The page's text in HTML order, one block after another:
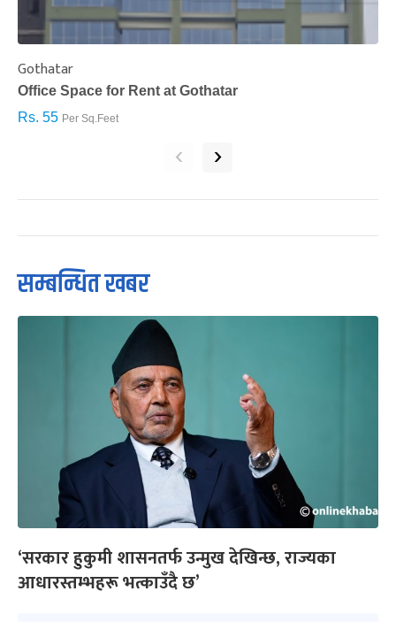
Gothatar
Office Space for Rent at Gothatar
Rs. 55 Per Sq.Feet
‹ ›
सम्बन्धित खबर
‘सरकार हुकुमी शासनतर्फ उन्मुख देखिन्छ, राज्यका
आधारस्तम्भहरू भत्काउँदै छ’